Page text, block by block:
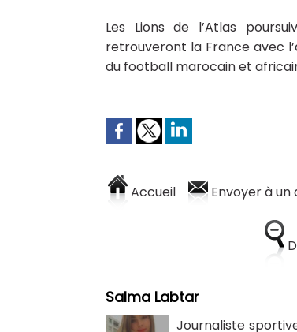
Les Lions de l’Atlas
retrouveront la France avec
du football marocain et
Accueil Envoyer à un
Salma Labtar
Journaliste